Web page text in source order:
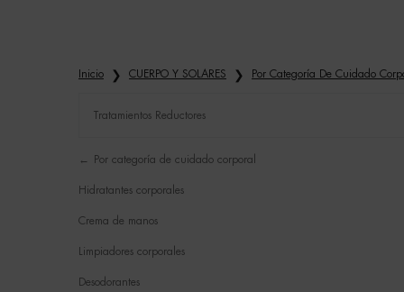
Inicio CUERPO Y SOLARES Por Categoría De Cuidado
Tratamientos Reductores
Tratamientos reductores
Por categoría de cuidado corporal
Hidratantes corporales
Crema de manos
Limpiadores corporales
Desodorantes